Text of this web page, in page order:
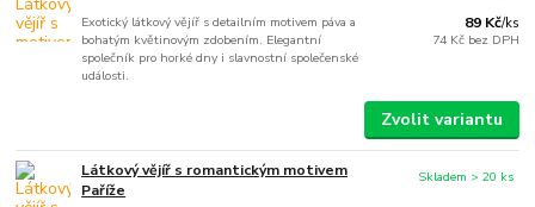
Exotický látkový vějíř s detailním motivem páva a
bohatým květinovým zdobením. Elegantní
společník pro horké dny i slavnostní společenské
události.
89 Kč/ks
74 Kč bez DPH
Zvolit variantu
Látkový vějíř s romantickým motivem
Paříže
Skladem > 20 ks